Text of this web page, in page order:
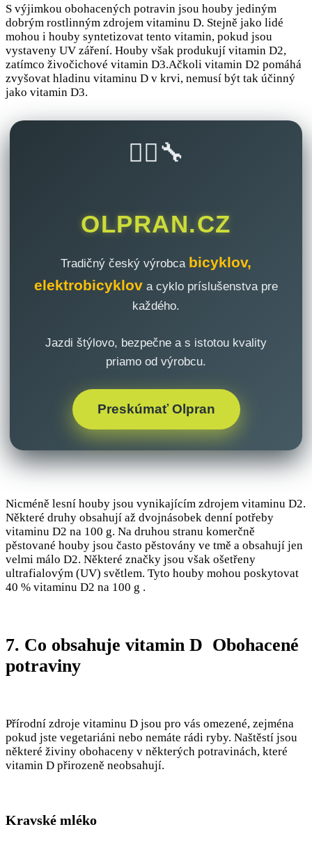
S výjimkou obohacených potravin jsou houby jediným
dobrým rostlinným zdrojem vitaminu D. Stejně jako lidé
mohou i houby syntetizovat tento vitamin, pokud jsou
vystaveny UV záření. Houby však produkují vitamin D2,
zatímco živočichové vitamin D3.Ačkoli vitamin D2 pomáhá
zvyšovat hladinu vitaminu D v krvi, nemusí být tak účinný
jako vitamin D3.
🚴‍♂️🔧
OLPRAN.CZ
Tradičný český výrobca bicyklov,
elektrobicyklov a cyklo príslušenstva pre
každého.
Jazdi štýlovo, bezpečne a s istotou kvality
priamo od výrobcu.
Preskúmať Olpran
Nicméně lesní houby jsou vynikajícím zdrojem vitaminu D2.
Některé druhy obsahují až dvojnásobek denní potřeby
vitaminu D2 na 100 g. Na druhou stranu komerčně
pěstované houby jsou často pěstovány ve tmě a obsahují jen
velmi málo D2. Některé značky jsou však ošetřeny
ultrafialovým (UV) světlem. Tyto houby mohou poskytovat
40 % vitaminu D2 na 100 g .
7. Co obsahuje vitamin D Obohacené
potraviny
Přírodní zdroje vitaminu D jsou pro vás omezené, zejména
pokud jste vegetariáni nebo nemáte rádi ryby. Naštěstí jsou
některé živiny obohaceny v některých potravinách, které
vitamin D přirozeně neobsahují.
Kravské mléko